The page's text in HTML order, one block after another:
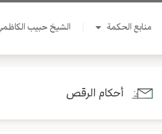
منابع الحكمة الشيخ حبيب
أحكام الرقص